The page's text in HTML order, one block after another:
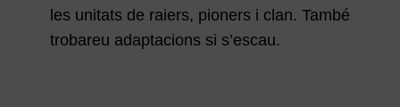
les unitats de raiers, pioners i clan. També
trobareu adaptacions si s’escau.